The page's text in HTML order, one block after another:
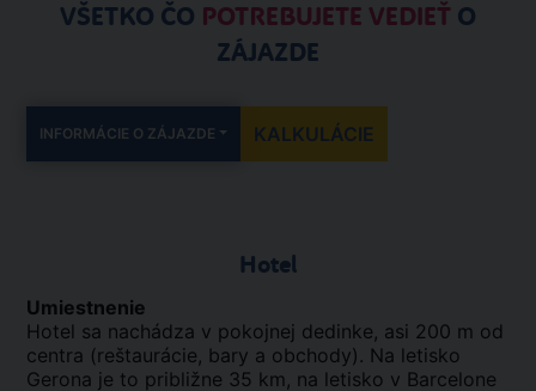
VŠETKO ČO POTREBUJETE VEDIEŤ O
ZÁJAZDE
INFORMÁCIE O ZÁJAZDE KALKULÁCIE
Hotel
Umiestnenie
Hotel sa nachádza v pokojnej dedinke, asi 200 m od
centra (reštaurácie, bary a obchody). Na letisko
Gerona je to približne 35 km, na letisko v Barcelone